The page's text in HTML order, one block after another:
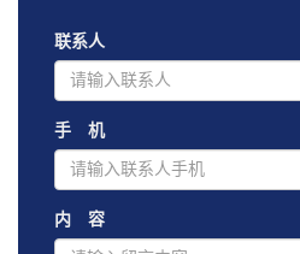
联系人
手 机
内 容